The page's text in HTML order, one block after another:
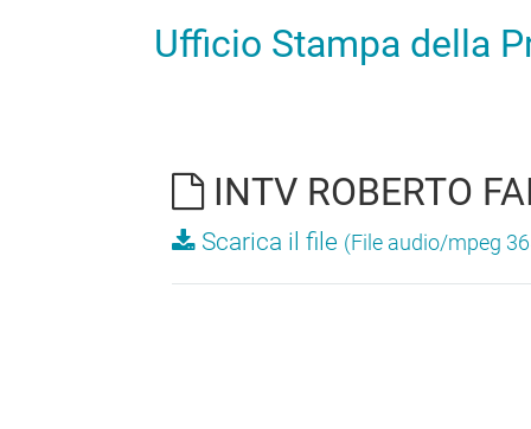
Ufficio Stampa della
INTV ROBERTO
Scarica il file (File audio/mpeg